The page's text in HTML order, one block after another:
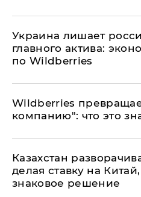
​Украина лишает
главного актива:
по Wildberries
Wildberries
компанию": что это
Казахстан
делая ставку на
знаковое решение